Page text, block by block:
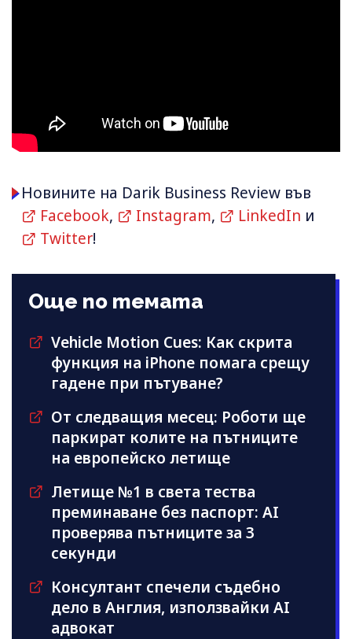
Новините на Darik Business Review във
Facebook, Instagram, LinkedIn и
Twitter!
Още по темата
Vehicle Motion Cues: Как скрита
функция на iPhone помага срещу
гадене при пътуване?
От следващия месец: Роботи ще
паркират колите на пътниците
на европейско летище
Летище №1 в света тества
преминаване без паспорт: AI
проверява пътниците за 3
секунди
Консултант спечели съдебно
дело в Англия, използвайки AI
адвокат